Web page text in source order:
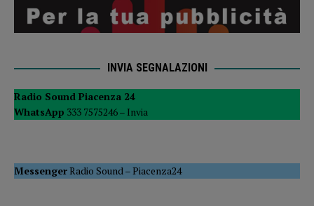
INVIA SEGNALAZIONI
Radio Sound Piacenza 24
WhatsApp 333 7575246 – Invia
MessengerRadio Sound–Piacenza24